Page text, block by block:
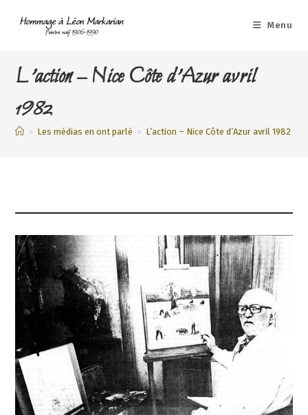
Menu
L’action – Nice Côte d’Azur avril
1982
> Les médias en ont parlé > L’action – Nice Côte d’Azur avril 1982